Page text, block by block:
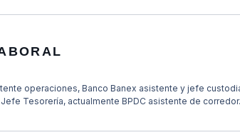
operaciones, Banco Banex asistente y jefe
Tesorería, actualmente BPDC asistente de corredor.